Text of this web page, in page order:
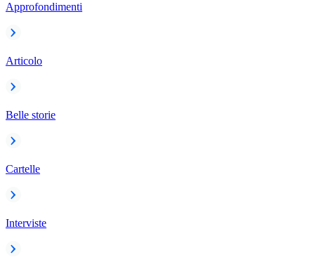
Approfondimenti
Articolo
Belle storie
Cartelle
Interviste